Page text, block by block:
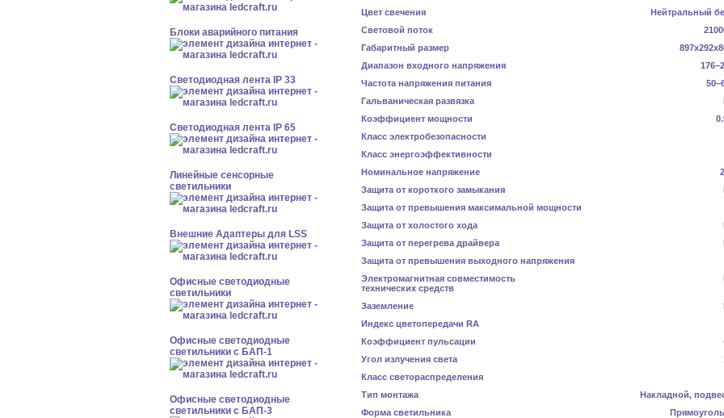
Блоки аварийного питания
Светодиодная лента IP 33
Светодиодная лента IP 65
Линейные сенсорные
светильники
Внешние Адаптеры для LSS
Офисные светодиодные
светильники
Офисные светодиодные
светильники с БАП-1
Офисные светодиодные
светильники с БАП-3
Цвет свечения
Нейтральный
Световой поток
Габаритный размер
Диапазон входного напряжения
Частота напряжения питания
Гальваническая развязка
Коэффициент мощности
Класс электробезопасности
Класс энергоэффективности
Номинальное напряжение
Защита от короткого замыкания
Защита от превышения максимальной мощности
Защита от холостого хода
Защита от перегрева драйвера
Защита от превышения выходного напряжения
Электромагнитная совместимость
технических средств
Заземление
Индекс цветопередачи RA
Коэффициент пульсации
Угол излучения света
Класс светораспределения
Тип монтажа
Накладной,
Форма светильника